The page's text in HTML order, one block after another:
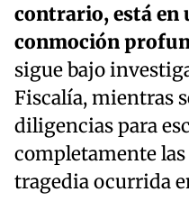
contrario, está en
conmoción
sigue bajo
Fiscalía, mientras
diligencias para
completamente
tragedia ocurrida